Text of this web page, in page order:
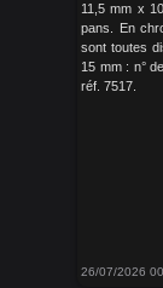
11,5 mm x
pans. En
sont toutes
15 mm : n°
réf. 7517.
26/07/2026